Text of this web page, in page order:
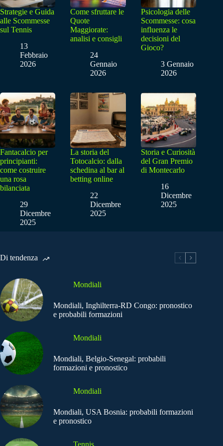
Strategie e Guida
alle Scommesse
sul Tennis
13
Febbraio
2026
Come sfruttare le
Quote
Maggiorate:
analisi e consigli
24
Gennaio
2026
Psicologia delle
Scommesse: cosa
influenza le
decisioni del
Gioco?
3 Gennaio
2026
Fantacalcio per
principianti:
come costruire
una rosa
bilanciata
29
Dicembre
2025
La storia del
Totocalcio: dalla
schedina al bar al
betting online
22
Dicembre
2025
Storia e Curiosità
del Gran Premio
di Montecarlo
16
Dicembre
2025
Di tendenza
Mondiali
Mondiali, Inghilterra-RD Congo: pronostico
e probabili formazioni
Mondiali
Mondiali, Belgio-Senegal: probabili
formazioni e pronostico
Mondiali
Mondiali, USA Bosnia: probabili formazioni
e pronostico